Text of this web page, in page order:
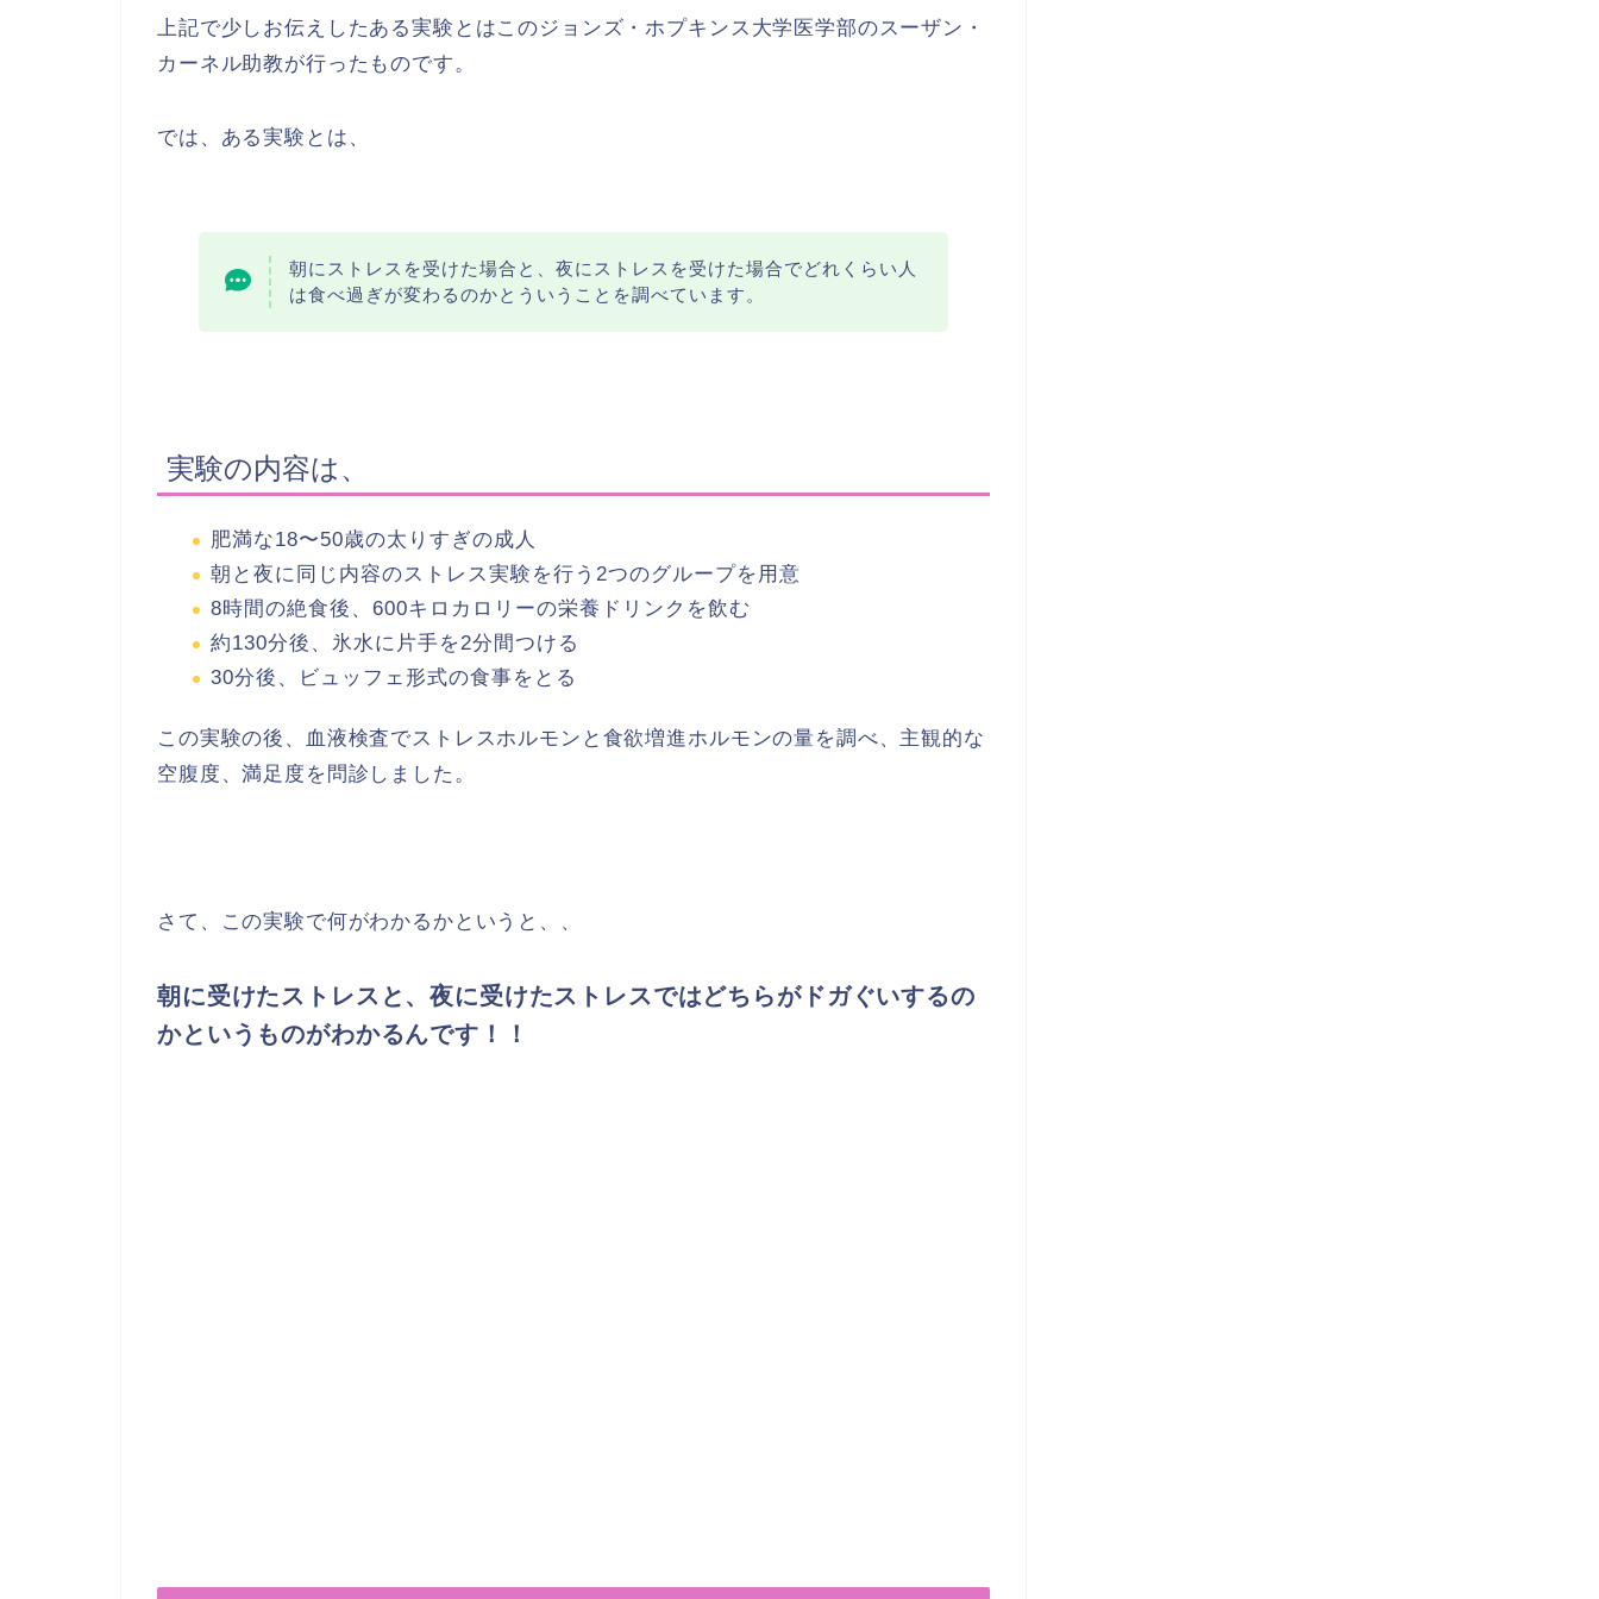
上記で少しお伝えしたある実験とはこのジョンズ・ホプキンス大学医学部のスーザン・
カーネル助教が行ったものです。
では、ある実験とは、
朝にストレスを受けた場合と、夜にストレスを受けた場合でどれくらい人
は食べ過ぎが変わるのかとういうことを調べています。
実験の内容は、
肥満な18〜50歳の太りすぎの成人
朝と夜に同じ内容のストレス実験を行う2つのグループを用意
8時間の絶食後、600キロカロリーの栄養ドリンクを飲む
約130分後、氷水に片手を2分間つける
30分後、ビュッフェ形式の食事をとる
この実験の後、血液検査でストレスホルモンと食欲増進ホルモンの量を調べ、主観的な
空腹度、満足度を問診しました。
さて、この実験で何がわかるかというと、、
朝に受けたストレスと、夜に受けたストレスではどちらがドガぐいするの
かというものがわかるんです！！